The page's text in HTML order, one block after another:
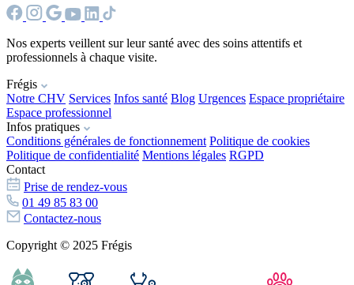
Nos experts veillent sur leur santé avec des soins attentifs et
professionnels à chaque visite.
Frégis
Notre CHV Services Infos santé Blog Urgences Espace propriétaire
Espace professionnel
Infos pratiques
Conditions générales de fonctionnement Politique de cookies
Politique de confidentialité Mentions légales RGPD
Contact
Prise de rendez-vous
01 49 85 83 00
Contactez-nous
Copyright © 2025 Frégis